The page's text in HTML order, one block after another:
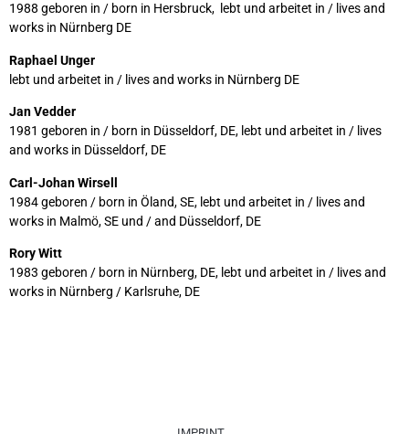
1988 geboren in / born in Hersbruck, lebt und arbeitet in / lives and
works in Nürnberg DE
Raphael Unger
lebt und arbeitet in / lives and works in Nürnberg DE
Jan Vedder
1981 geboren in / born in Düsseldorf, DE, lebt und arbeitet in / lives
and works in Düsseldorf, DE
Carl-Johan Wirsell
1984 geboren / born in Öland, SE, lebt und arbeitet in / lives and
works in Malmö, SE und / and Düsseldorf, DE
Rory Witt
1983 geboren / born in Nürnberg, DE, lebt und arbeitet in / lives and
works in Nürnberg / Karlsruhe, DE